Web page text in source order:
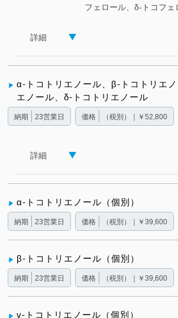
フェロール、δ-トコフェ
詳細
α-トコトリエノール、β-トコトリエ
エノール、δ-トコトリエノール
納期 23営業日 価格 （税別）｜￥52,800
詳細
α-トコトリエノール（個別）
納期 23営業日 価格 （税別）｜￥39,600
β-トコトリエノール（個別）
納期 23営業日 価格 （税別）｜￥39,600
γ-トコトリエノール（個別）